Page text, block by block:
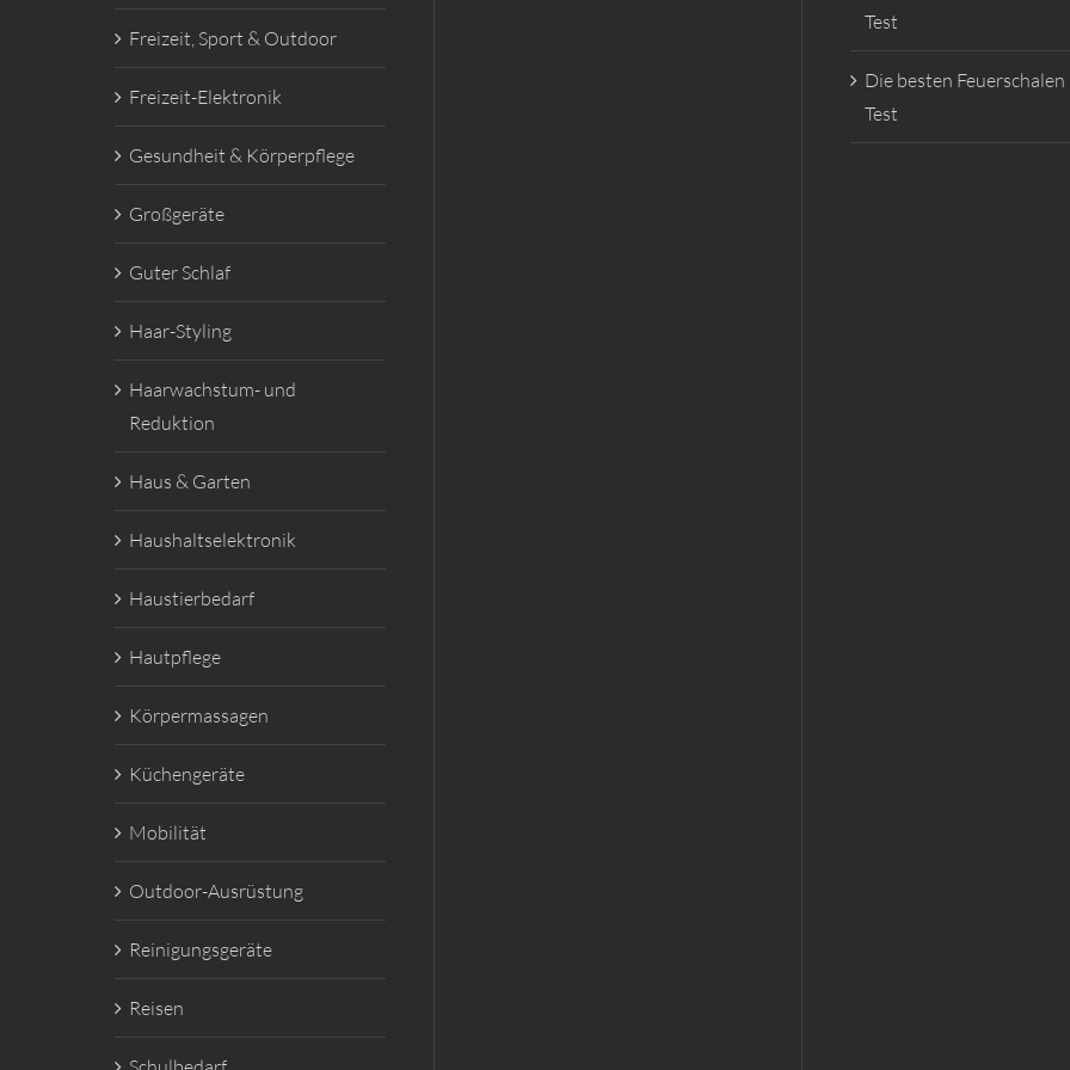
Freizeit, Sport & Outdoor
Freizeit-Elektronik
Gesundheit & Körperpflege
Großgeräte
Guter Schlaf
Haar-Styling
Haarwachstum- und
Reduktion
Haus & Garten
Haushaltselektronik
Haustierbedarf
Hautpflege
Körpermassagen
Küchengeräte
Mobilität
Outdoor-Ausrüstung
Reinigungsgeräte
Reisen
Test
Die besten Feuerschalen
Test